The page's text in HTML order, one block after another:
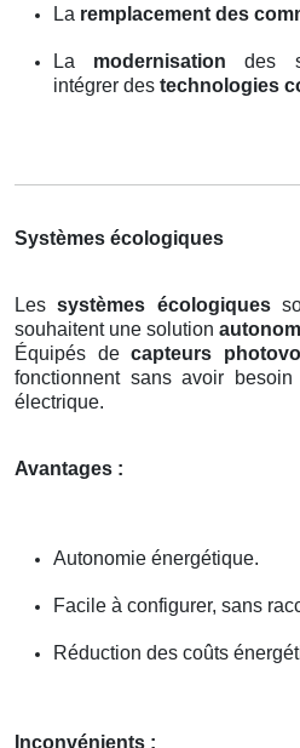
La remplacement des
La modernisation des
intégrer des technologies
Systèmes écologiques
Lessystèmes écologiques
souhaitent une solution
Équipés decapteurs
fonctionnent sans avoir
électrique.
Avantages :
Autonomie énergétique.
Facile à configurer, sans
Réduction des coûts
Inconvénients :